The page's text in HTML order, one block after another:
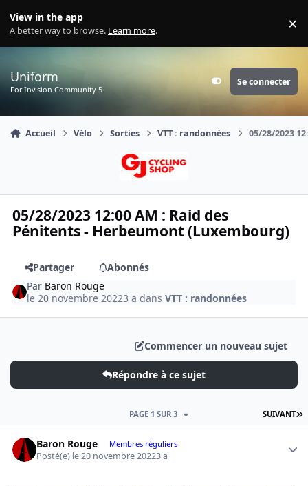
View in the app
A better way to browse. Learn more. ×
Uniform
For Invision Community 5 Customizer
Se connecter
Accueil Vélo Sorties VTT : randonnées 05/28/2023
05/28/2023 12:00 AM : Raid des
Pénitents - Herbeumont (Luxembourg)
Partager
Abonnés
Par Baron Rouge
le 20 novembre 20223 a dansVTT : randonnées
Commencer un nouveau sujet
Répondre à ce sujet
SUIVANT
PAGE 1 SUR 3
Baron Rouge Membres réguliers
Posté(e) le 20 novembre 20223 a